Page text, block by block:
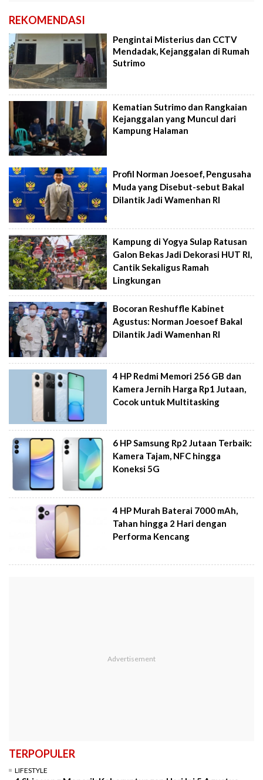
REKOMENDASI
Pengintai Misterius dan CCTV
Mendadak, Kejanggalan di Rumah
Sutrimo
Kematian Sutrimo dan Rangkaian
Kejanggalan yang Muncul dari
Kampung Halaman
Profil Norman Joesoef, Pengusaha
Muda yang Disebut-sebut Bakal
Dilantik Jadi Wamenhan RI
Kampung di Yogya Sulap Ratusan
Galon Bekas Jadi Dekorasi HUT RI,
Cantik Sekaligus Ramah
Lingkungan
Bocoran Reshuffle Kabinet
Agustus: Norman Joesoef Bakal
Dilantik Jadi Wamenhan RI
4 HP Redmi Memori 256 GB dan
Kamera Jernih Harga Rp1 Jutaan,
Cocok untuk Multitasking
6 HP Samsung Rp2 Jutaan Terbaik:
Kamera Tajam, NFC hingga
Koneksi 5G
4 HP Murah Baterai 7000 mAh,
Tahan hingga 2 Hari dengan
Performa Kencang
TERPOPULER
LIFESTYLE